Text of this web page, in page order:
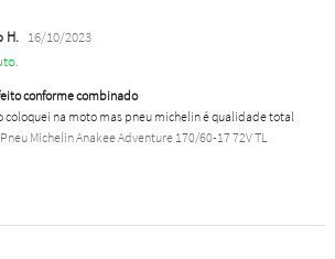
H. 16/10/2023
conforme combinado
coloquei na moto mas pneu michelin é qualidade total
Michelin Anakee Adventure 170/60-17 72V TL